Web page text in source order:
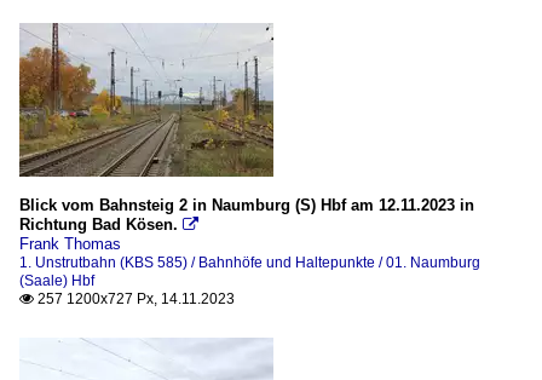
Blick vom Bahnsteig 2 in Naumburg (S) Hbf am 12.11.2023 in
Richtung Bad Kösen. 
Frank Thomas
1. Unstrutbahn (KBS 585) / Bahnhöfe und Haltepunkte / 01. Naumburg
(Saale) Hbf
 257 1200x727 Px, 14.11.2023